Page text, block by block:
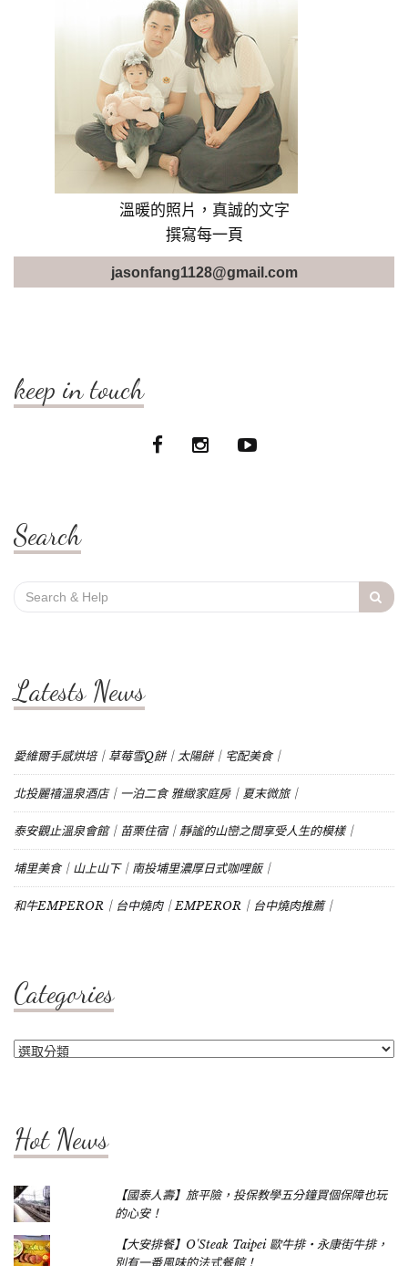
溫暖的照片，真誠的文字
撰寫每一頁
jasonfang1128@gmail.com
keep in touch
Search
Search
for:
Latests News
愛維爾手感烘培｜草莓雪Q餅｜太陽餅｜宅配美食｜
北投麗禧溫泉酒店｜一泊二食 雅緻家庭房｜夏末微旅｜
泰安觀止溫泉會館｜苗栗住宿｜靜謐的山巒之間享受人生的模樣｜
埔里美食｜山上山下｜南投埔里濃厚日式咖哩飯｜
和牛EMPEROR｜台中燒肉｜EMPEROR｜台中燒肉推薦｜
Categories
Categories
Hot News
【國泰人壽】旅平險，投保教學五分鐘買個保障也玩
的心安！
【大安排餐】O'Steak Taipei 歐牛排‧永康街牛排，
別有一番風味的法式餐館！